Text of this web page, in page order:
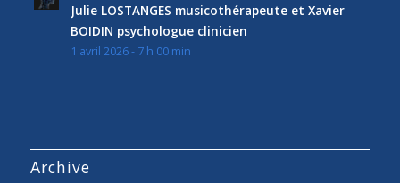
Julie LOSTANGES musicothérapeute et Xavier
BOIDIN psychologue clinicien
1 avril 2026 - 7 h 00 min
Archive